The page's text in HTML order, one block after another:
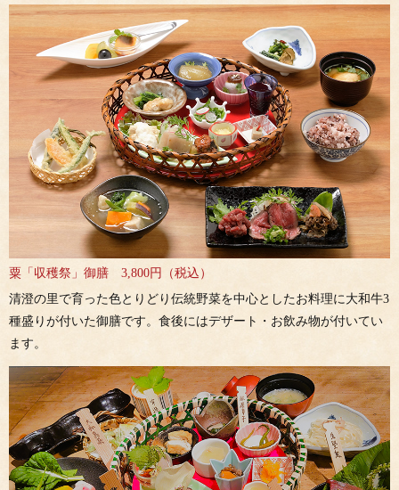
粟「収穫祭」御膳 3,800円（税込）
清澄の里で育った色とりどり伝統野菜を中心としたお料理に大和牛3
種盛りが付いた御膳です。食後にはデザート・お飲み物が付いてい
ます。